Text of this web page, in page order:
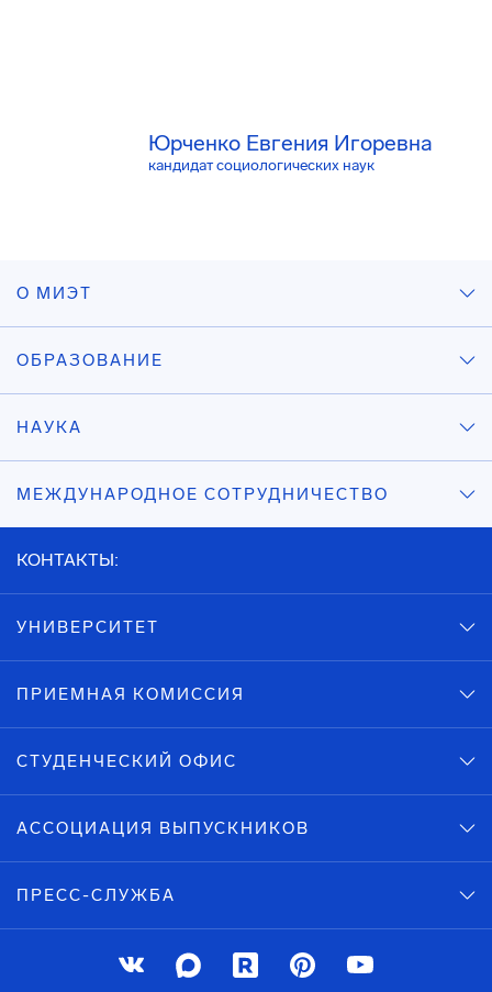
Юрченко Евгения Игоревна
кандидат социологических наук
О МИЭТ
ОБРАЗОВАНИЕ
НАУКА
МЕЖДУНАРОДНОЕ СОТРУДНИЧЕСТВО
КОНТАКТЫ:
УНИВЕРСИТЕТ
ПРИЕМНАЯ КОМИССИЯ
СТУДЕНЧЕСКИЙ ОФИС
АССОЦИАЦИЯ ВЫПУСКНИКОВ
ПРЕСС-СЛУЖБА